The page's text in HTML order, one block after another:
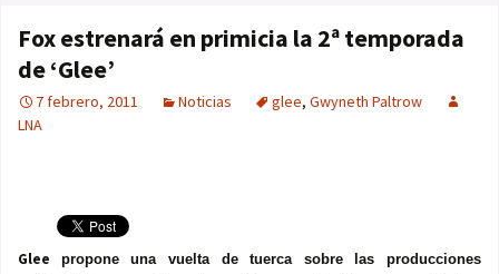
Fox estrenará en primicia la 2ª temporada
de ‘Glee’
7 febrero, 2011 Noticias glee, Gwyneth Paltrow
LNA
Glee propone una vuelta de tuerca sobre las producciones